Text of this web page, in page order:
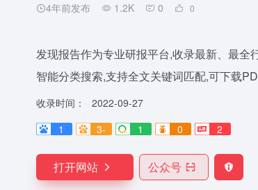
4年前发布 1.2K 0 0
发现报告作为专业研报平台,收录最新、最全
智能分类搜索,支持全文关键词匹配,可下载
收录时间：
2022-09-27
1
3- 1 0 2
打开网站 公众号